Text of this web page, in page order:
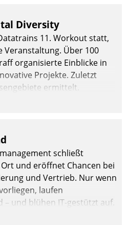
Diversity
11. Workout statt,
Veranstaltung. Über 100
organisierte Einblicke in
Projekte. Zuletzt
ermittelt.
schließt
und eröffnet Chancen bei
und Vertrieb. Nur wenn
laufen
– und blühen IT-gestützt auf.